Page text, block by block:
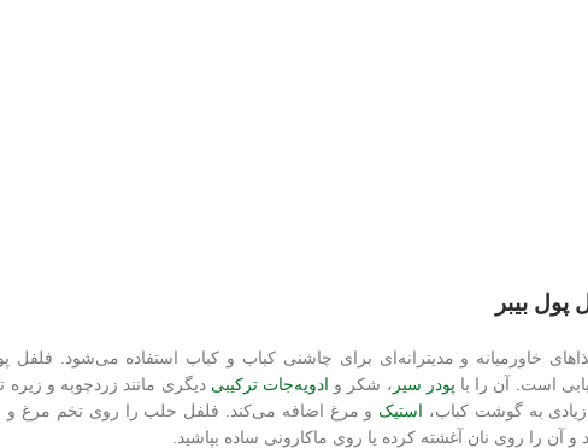
پول بیبر
خاورمیانه و مدیترانه‌ای برای چاشنی کباب و کباب استفاده می‌شود. فلفل
است. آن را با پودر سیر ، شکر و ادویه‌جات ترکیبی دیگری مانند زردچوبه و
به گوشت کباب، استیک و مرغ اضافه می‌کند. فلفل حلب را روی تخم مرغ و
و آن را روی نان آغشته کرده یا روی ماکارونی ساده بپاشید.